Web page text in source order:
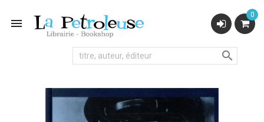

0
